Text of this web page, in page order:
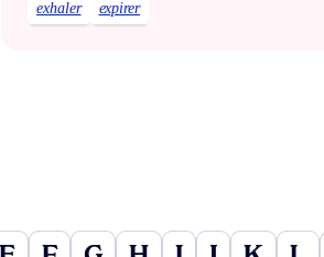
exhaler expirer